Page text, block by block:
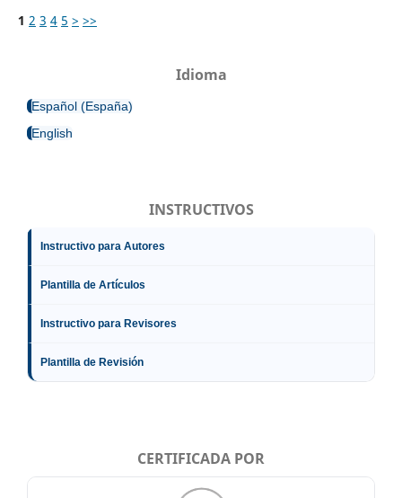
1 2 3 4 5 > >>
Idioma
Español (España)
English
INSTRUCTIVOS
Instructivo para Autores
Plantilla de Artículos
Instructivo para Revisores
Plantilla de Revisión
CERTIFICADA POR